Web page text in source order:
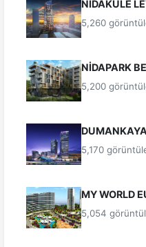
NİDAKULE
5,260
NİDAPARK
5,200
5,170
MY WORLD
5,054